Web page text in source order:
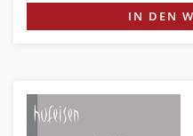
IN DEN